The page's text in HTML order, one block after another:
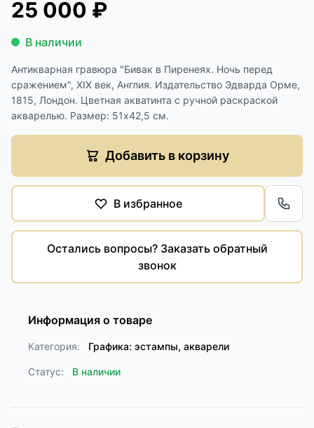
25 000 ₽
В наличии
Антикварная гравюра "Бивак в Пиренеях. Ночь перед
сражением", ХIХ век, Англия. Издательство Эдварда Орме,
1815, Лондон. Цветная акватинта с ручной раскраской
акварелью. Размер: 51х42,5 см.
Добавить в корзину
В избранное
Остались вопросы? Заказать обратный
звонок
Информация о товаре
Категория: Графика: эстампы, акварели
Статус: В наличии